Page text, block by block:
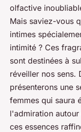
denise•3 août 2023•
olfactive
Mais saviez-vous
intimes
intimité ? Ces
sont destinées à
réveiller nos sens.
présenterons une
femmes qui saura
l'admiration
ces essences